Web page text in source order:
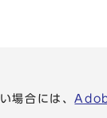
場合には、